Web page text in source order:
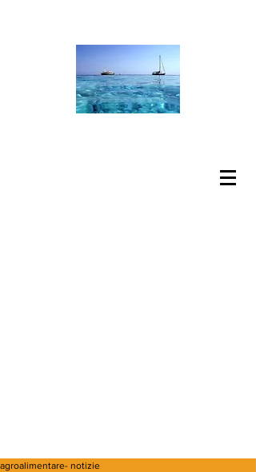
agroalimentare- notizie